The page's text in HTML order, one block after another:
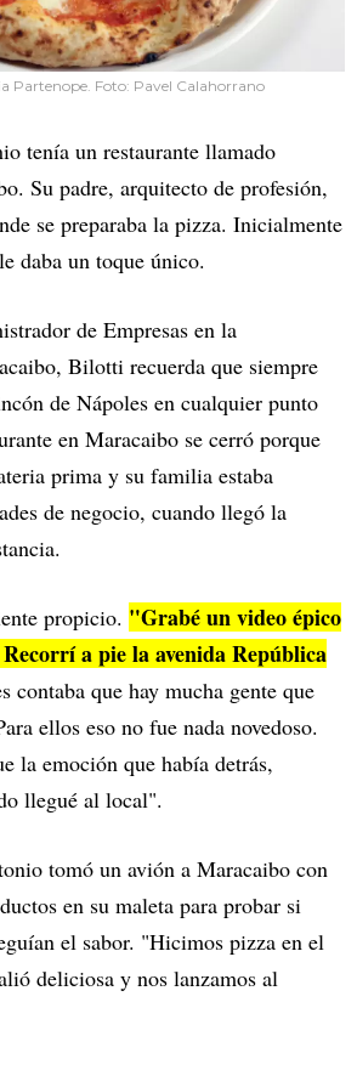
Partenope. Foto: Pavel Calahorrano
tenía un restaurante llamado
Su padre, arquitecto de profesión,
se preparaba la pizza. Inicialmente
daba un toque único.
de Empresas en la
Bilotti recuerda que siempre
de Nápoles en cualquier punto
en Maracaibo se cerró porque
prima y su familia estaba
de negocio, cuando llegó la
propicio. "Grabé un video épico
a pie la avenida República
contaba que hay mucha gente que
ellos eso no fue nada novedoso.
la emoción que había detrás,
llegué al local".
tomó un avión a Maracaibo con
en su maleta para probar si
el sabor. "Hicimos pizza en el
deliciosa y nos lanzamos al